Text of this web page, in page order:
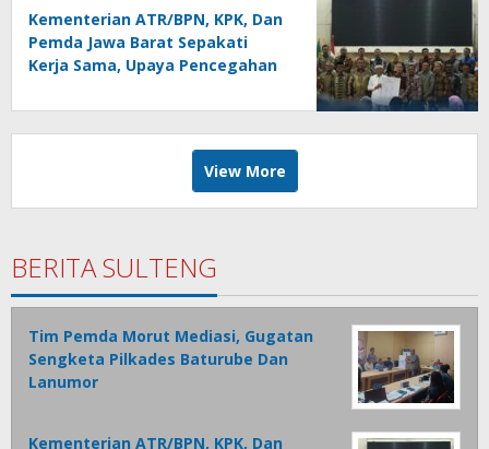
Kementerian ATR/BPN, KPK, Dan
Pemda Jawa Barat Sepakati
Kerja Sama, Upaya Pencegahan
Ekonomi Daerah
View More
BERITA SULTENG
Tim Pemda Morut Mediasi, Gugatan
Sengketa Pilkades Baturube Dan
Lanumor
Kementerian ATR/BPN, KPK, Dan